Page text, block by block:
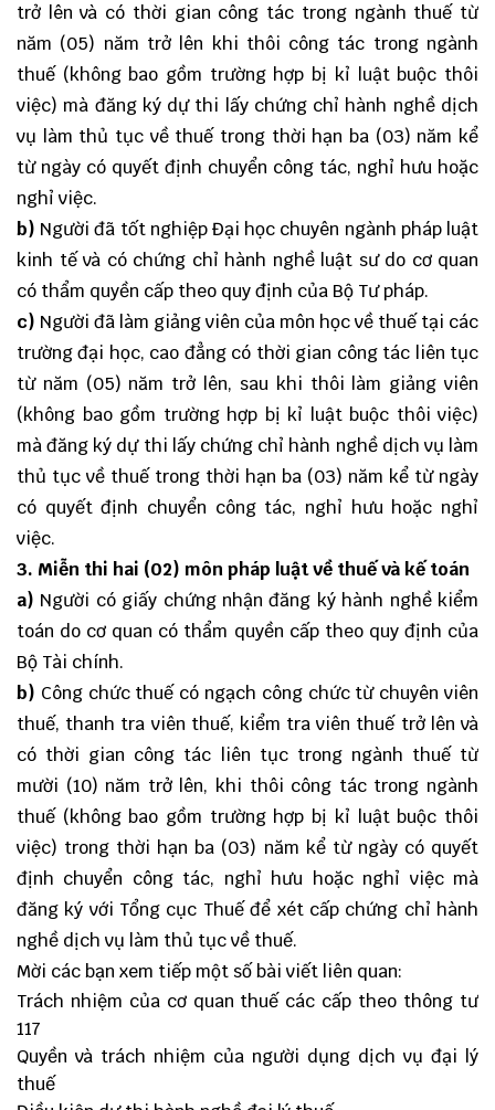
trở lên và có thời gian công tác trong ngành thuế từ
năm (05) năm trở lên khi thôi công tác trong ngành
thuế (không bao gồm trường hợp bị kỉ luật buộc thôi
việc) mà đăng ký dự thi lấy chứng chỉ hành nghề dịch
vụ làm thủ tục về thuế trong thời hạn ba (03) năm kể
từ ngày có quyết định chuyển công tác, nghỉ hưu hoặc
nghỉ việc.
b) Người đã tốt nghiệp Đại học chuyên ngành pháp luật
kinh tế và có chứng chỉ hành nghề luật sư do cơ quan
có thẩm quyền cấp theo quy định của Bộ Tư pháp.
c) Người đã làm giảng viên của môn học về thuế tại các
trường đại học, cao đẳng có thời gian công tác liên tục
từ năm (05) năm trở lên, sau khi thôi làm giảng viên
(không bao gồm trường hợp bị kỉ luật buộc thôi việc)
mà đăng ký dự thi lấy chứng chỉ hành nghề dịch vụ làm
thủ tục về thuế trong thời hạn ba (03) năm kể từ ngày
có quyết định chuyển công tác, nghỉ hưu hoặc nghỉ
việc.
3. Miễn thi hai (02) môn pháp luật về thuế và kế toán
a) Người có giấy chứng nhận đăng ký hành nghề kiểm
toán do cơ quan có thẩm quyền cấp theo quy định của
Bộ Tài chính.
b) Công chức thuế có ngạch công chức từ chuyên viên
thuế, thanh tra viên thuế, kiểm tra viên thuế trở lên và
có thời gian công tác liên tục trong ngành thuế từ
mười (10) năm trở lên, khi thôi công tác trong ngành
thuế (không bao gồm trường hợp bị kỉ luật buộc thôi
việc) trong thời hạn ba (03) năm kể từ ngày có quyết
định chuyển công tác, nghỉ hưu hoặc nghỉ việc mà
đăng ký với Tổng cục Thuế để xét cấp chứng chỉ hành
nghề dịch vụ làm thủ tục về thuế.
Mời các bạn xem tiếp một số bài viết liên quan:
Trách nhiệm của cơ quan thuế các cấp theo thông tư
117
Quyền và trách nhiệm của người dụng dịch vụ đại lý
thuế